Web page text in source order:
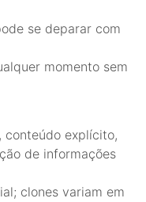
se deparar com
momento sem
conteúdo explícito,
de informações
clones variam em